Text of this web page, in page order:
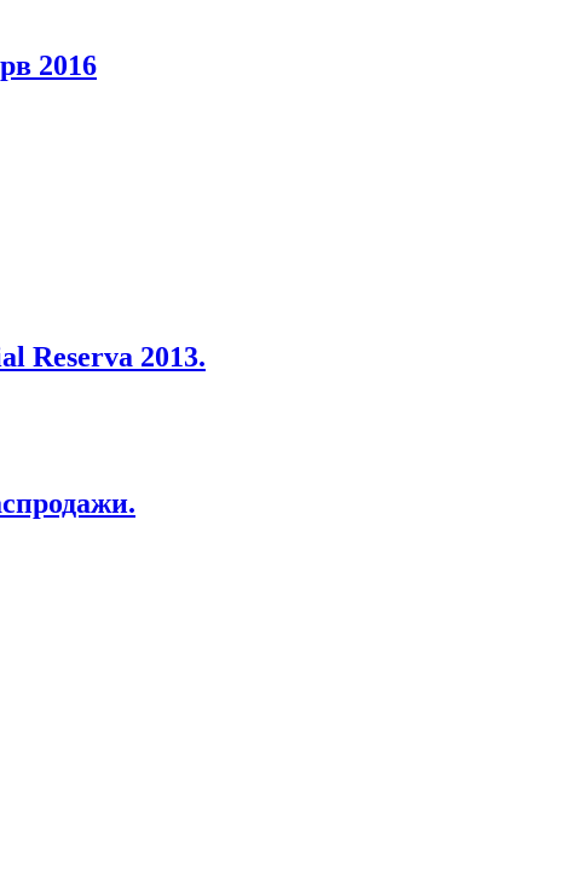
2016
Reserva 2013.